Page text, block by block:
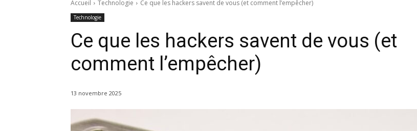
Accueil Technologie Ce que les hackers savent de vous (et comment l’empêcher)
Technologie
Ce que les hackers savent de vous (et
comment l’empêcher)
13 novembre 2025